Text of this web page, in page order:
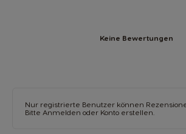
Keine Bewertungen
Nur registrierte Benutzer können
Bitte Anmelden oder Konto erstellen